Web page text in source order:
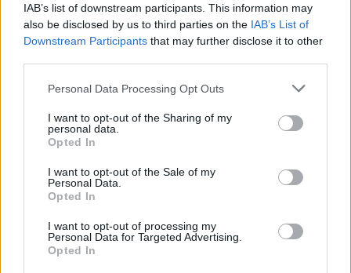
IAB’s list of downstream participants. This information may
also be disclosed by us to third parties on the IAB’s List of
Downstream Participants that may further disclose it to other
Please note that this website/app uses one or more Google
not limited to your visit or usage behaviour. You may click to
grant or deny consent to Google and its third-party tags to
use your data for below specified purposes in below Google
consent section.
Personal Data Processing Opt Outs
I want to opt-out of the Sharing of my
personal data.
Opted In
I want to opt-out of the Sale of my
Personal Data.
Opted In
I want to opt-out of processing my
Personal Data for Targeted Advertising.
Opted In
Βόλος: 12μηνη φυλάκιση στον 55χρονο που κλωτσούσε
στο κεφάλι γάιδαρο... για να συνέλθει
Η δικαιολογία του ήταν ότι κάποιοι «μάτιασαν» το
συμπεριφερόταν με αυτό τον τρόπο το ζώο θα
κινδύνευε να πεθάνει